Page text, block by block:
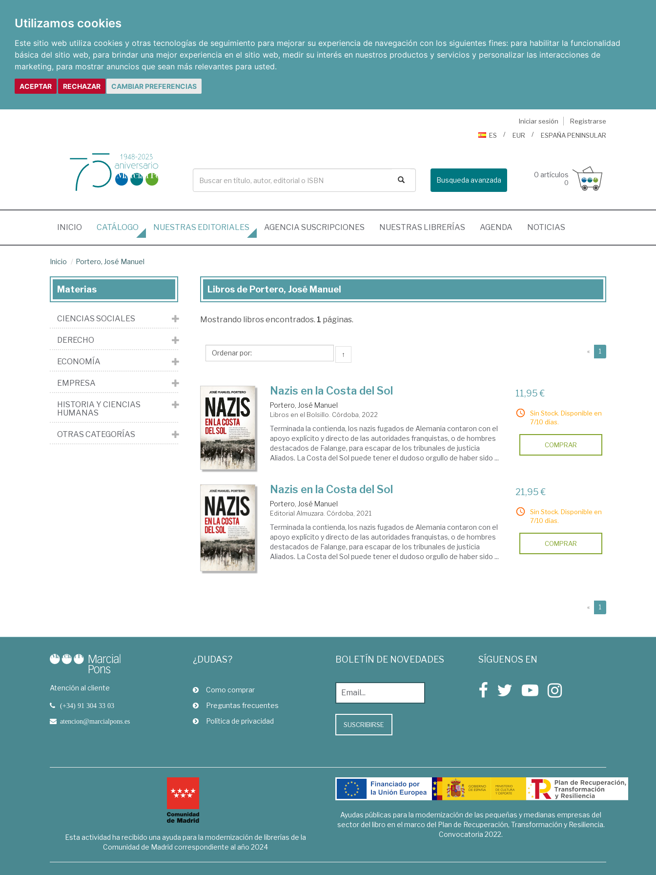
Utilizamos cookies
Este sitio web utiliza cookies y otras tecnologías de seguimiento para mejorar su experiencia de navegación con los siguientes fines: para habilitar la funcionalidad
básica del sitio web, para brindar una mejor experiencia en el sitio web, medir su interés en nuestros productos y servicios y personalizar las interacciones de
marketing, para mostrar anuncios que sean más relevantes para usted.
ACEPTAR RECHAZAR CAMBIAR PREFERENCIAS
Iniciar sesión
Registrarse
ES
EUR ESPAÑA PENINSULAR
Busqueda avanzada
0 artículos
0
INICIO (CURRENT)
CATÁLOGO NUESTRAS EDITORIALES AGENCIA SUSCRIPCIONES NUESTRAS LIBRERÍAS AGENDA NOTICIAS
Inicio Portero, José Manuel
Libros
Portero,
Manuel
Libros de Portero, José Manuel
Mostrando libros encontrados. 1 páginas.
↑ « 1
Nazis en la Costa del Sol
Portero, José Manuel
Libros en el Bolsillo. Córdoba, 2022
Terminada la contienda, los nazis fugados de Alemania contaron con el
apoyo explícito y directo de las autoridades franquistas, o de hombres
destacados de Falange, para escapar de los tribunales de justicia
Aliados. La Costa del Sol puede tener el dudoso orgullo de haber sido ...
11,95 €
Sin Stock. Disponible en
7/10 días.
COMPRAR
Nazis en la Costa del Sol
Portero, José Manuel
Editorial Almuzara. Córdoba, 2021
Terminada la contienda, los nazis fugados de Alemania contaron con el
apoyo explícito y directo de las autoridades franquistas, o de hombres
destacados de Falange, para escapar de los tribunales de justicia
Aliados. La Costa del Sol puede tener el dudoso orgullo de haber sido ...
21,95 €
Sin Stock. Disponible en
7/10 días.
COMPRAR
« 1
Materias
CIENCIAS SOCIALES
DERECHO
ECONOMÍA
EMPRESA
HISTORIA Y CIENCIAS
HUMANAS
OTRAS CATEGORÍAS
Atención al cliente
(+34) 91 304 33 03
atencion@marcialpons.es
¿DUDAS?
Como comprar
Preguntas frecuentes
Política de privacidad
BOLETÍN DE NOVEDADES
SUSCRIBIRSE
SÍGUENOS EN
Esta actividad ha recibido una ayuda para la modernización de librerías de la
Comunidad de Madrid correspondiente al año 2024
Ayudas públicas para la modernización de las pequeñas y medianas empresas del
sector del libro en el marco del Plan de Recuperación, Transformación y Resiliencia.
Convocatoria 2022.